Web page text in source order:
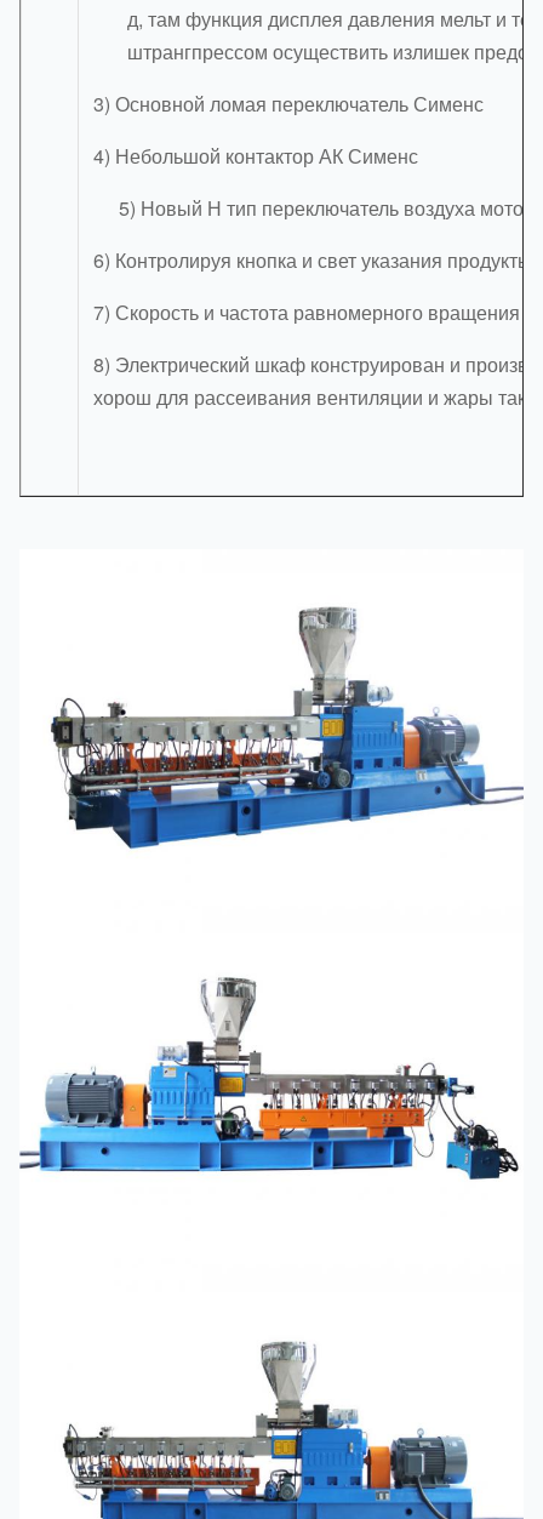
д, там функция дисплея давления мельт и
штрангпрессом осуществить излишек
3) Основной ломая переключатель Сименс
4) Небольшой контактор АК Сименс
5) Новый Н тип переключатель воздуха
6) Контролируя кнопка и свет указания
7) Скорость и частота равномерного вращения
8) Электрический шкаф конструирован и
хорош для рассеивания вентиляции и жары так